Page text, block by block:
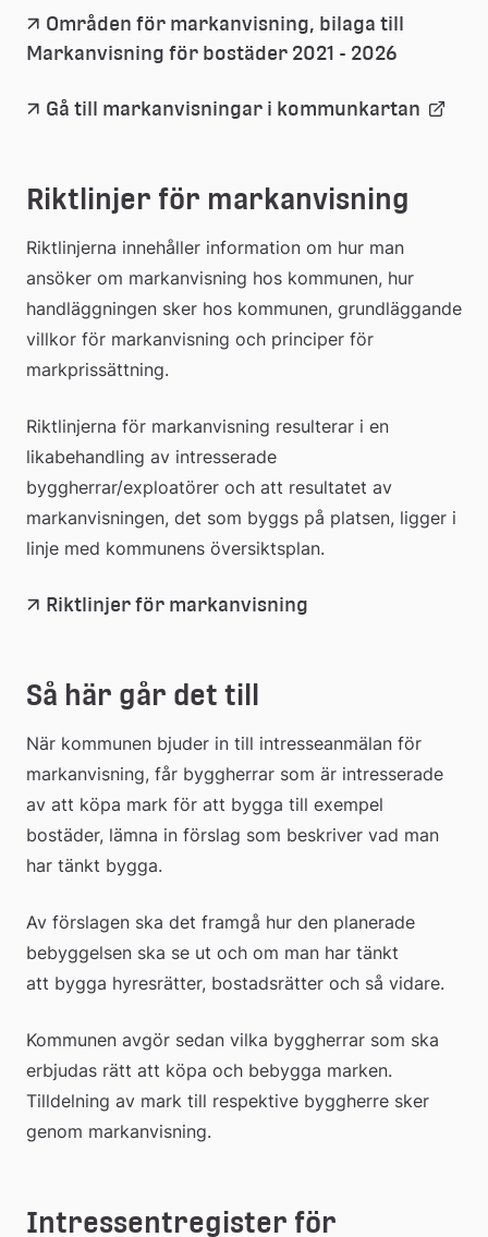
till
dokument
Områden för markanvisning, bilaga till
Markanvisning för bostäder 2021 - 2026
till
Gå till markanvisningar i kommunkartan Länk
Riktlinjer för markanvisning
Riktlinjerna innehåller information om hur man
ansöker om markanvisning hos kommunen, hur
handläggningen sker hos kommunen, grundläggande
villkor för markanvisning och principer för
markprissättning.
Riktlinjerna för markanvisning resulterar i en
likabehandling av intresserade
byggherrar/exploatörer och att resultatet av
markanvisningen, det som byggs på platsen, ligger i
linje med kommunens översiktsplan.
Riktlinjer för markanvisning
Så här går det till
När kommunen bjuder in till intresseanmälan för
markanvisning, får byggherrar som är intresserade
av att köpa mark för att bygga till exempel
bostäder, lämna in förslag som beskriver vad man
har tänkt bygga.
Av förslagen ska det framgå hur den planerade
bebyggelsen ska se ut och om man har tänkt
att bygga hyresrätter, bostadsrätter och så vidare.
Kommunen avgör sedan vilka byggherrar som ska
erbjudas rätt att köpa och bebygga marken.
Tilldelning av mark till respektive byggherre sker
genom markanvisning.
Intressentregister för